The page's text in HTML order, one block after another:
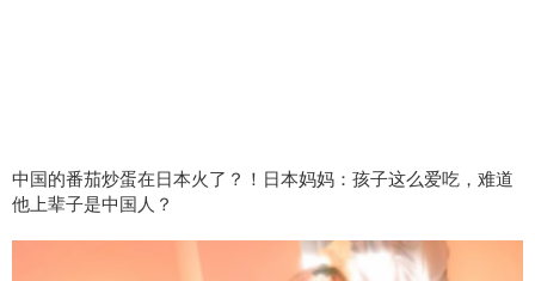
中国的番茄炒蛋在日本火了？！日本妈妈：孩子这么爱吃，难道
他上辈子是中国人？